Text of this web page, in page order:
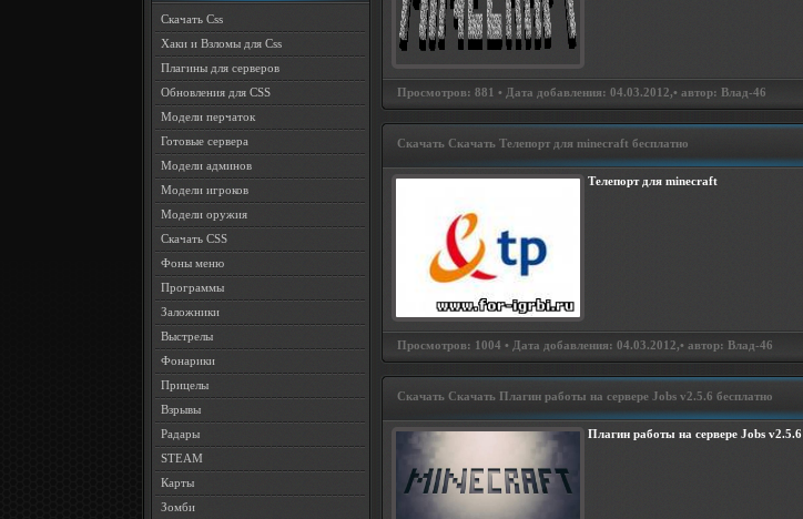
Скачать Css
Хаки и Взломы для Css
Плагины для серверов
Обновления для CSS
Модели перчаток
Готовые сервера
Модели админов
Модели игроков
Модели оружия
Скачать CSS
Фоны меню
Программы
Заложники
Выстрелы
Фонарики
Прицелы
Взрывы
Радары
STEAM
Карты
Зомби
Просмотров: 881 • Дата добавления: 04.03.2012,• автор: Влад-46
Скачать Скачать Телепорт для minecraft бесплатно
Телепорт для minecraft
Просмотров: 1004 • Дата добавления: 04.03.2012,• автор: Влад-46
Скачать Скачать Плагин работы на сервере Jobs v2.5.6 бесплатно
Плагин работы на сервере Jobs v2.5.6